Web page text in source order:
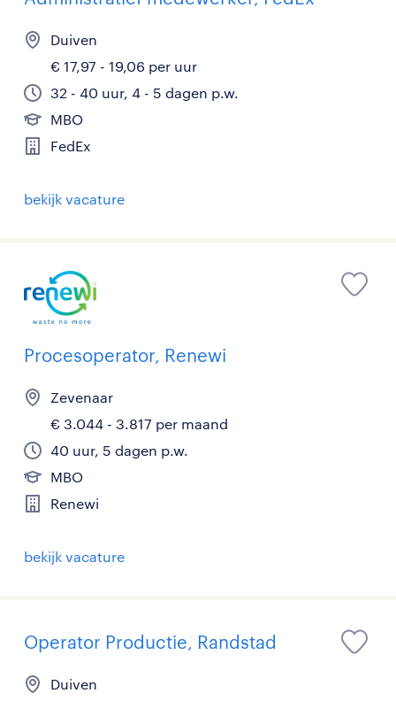
Duiven
€ 17,97 - 19,06 per uur
32 - 40 uur, 4 - 5 dagen p.w.
MBO
FedEx
bekijk vacature
Procesoperator, Renewi
Zevenaar
€ 3.044 - 3.817 per maand
40 uur, 5 dagen p.w.
MBO
Renewi
bekijk vacature
Operator Productie, Randstad
Duiven